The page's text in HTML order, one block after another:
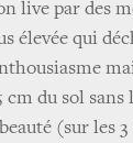
live par des
élevée qui
cm du sol
(sur les